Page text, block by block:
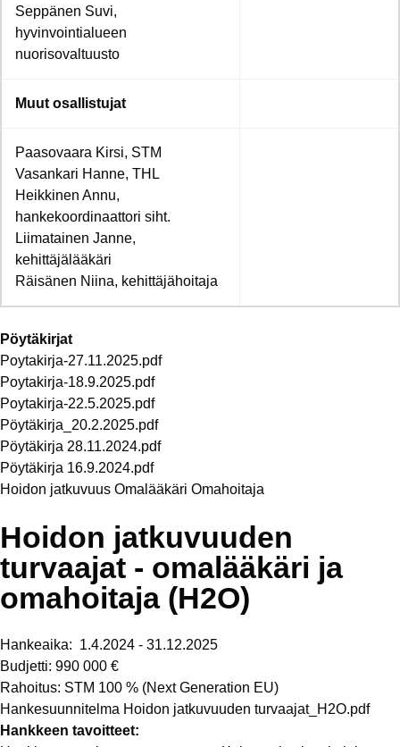
Seppänen Suvi,
hyvinvointialueen
nuorisovaltuusto
Muut osallistujat
Paasovaara Kirsi, STM
Vasankari Hanne, THL
Heikkinen Annu,
hankekoordinaattori siht.
Liimatainen Janne,
kehittäjälääkäri
Räisänen Niina, kehittäjähoitaja
Pöytäkirjat
Poytakirja-27.11.2025.pdf
Poytakirja-18.9.2025.pdf
Poytakirja-22.5.2025.pdf
Pöytäkirja_20.2.2025.pdf
Pöytäkirja 28.11.2024.pdf
Pöytäkirja 16.9.2024.pdf
Hoidon jatkuvuus Omalääkäri Omahoitaja
Hoidon jatkuvuuden
turvaajat - omalääkäri ja
omahoitaja (H2O)
Hankeaika: 1.4.2024 - 31.12.2025
Budjetti: 990 000 €
Rahoitus: STM 100 % (Next Generation EU)
Hankesuunnitelma Hoidon jatkuvuuden turvaajat_H2O.pdf
Hankkeen tavoitteet: